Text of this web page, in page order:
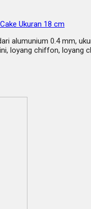
Ukuran 18 cm
alumunium 0.4 mm,
loyang chiffon, loyang